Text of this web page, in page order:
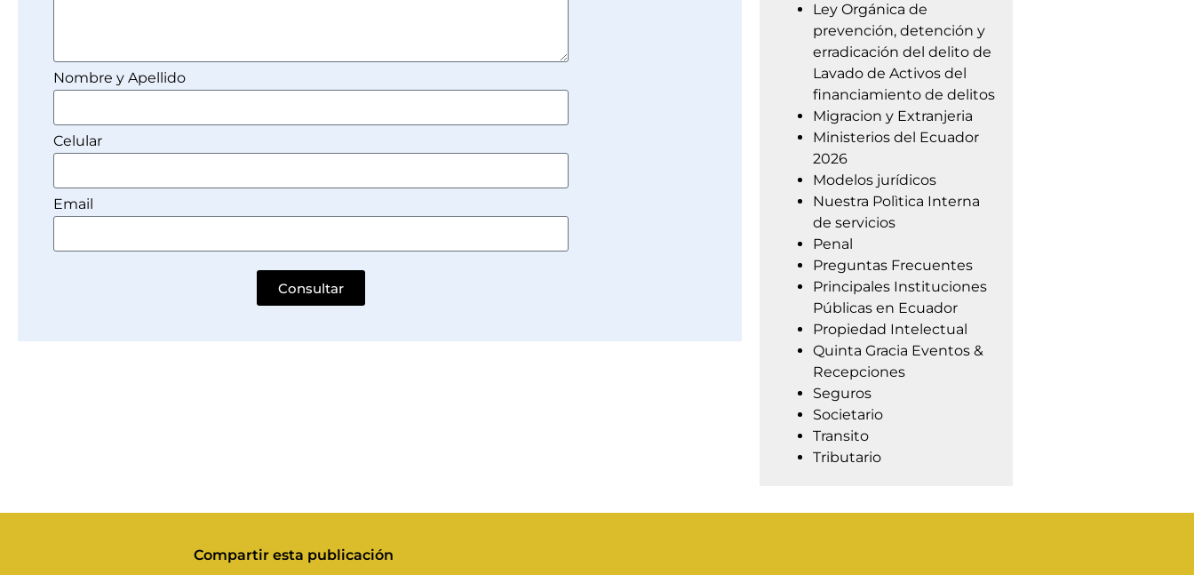
Nombre y Apellido
Celular
Email
Consultar
Ley Orgánica de
prevención, detención y
erradicación del delito de
Lavado de Activos del
financiamiento de delitos
Migracion y Extranjeria
Ministerios del Ecuador
2026
Modelos jurídicos
Nuestra Polìtica Interna
de servicios
Penal
Preguntas Frecuentes
Principales Instituciones
Públicas en Ecuador
Propiedad Intelectual
Quinta Gracia Eventos &
Recepciones
Seguros
Societario
Transito
Tributario
Compartir esta publicación